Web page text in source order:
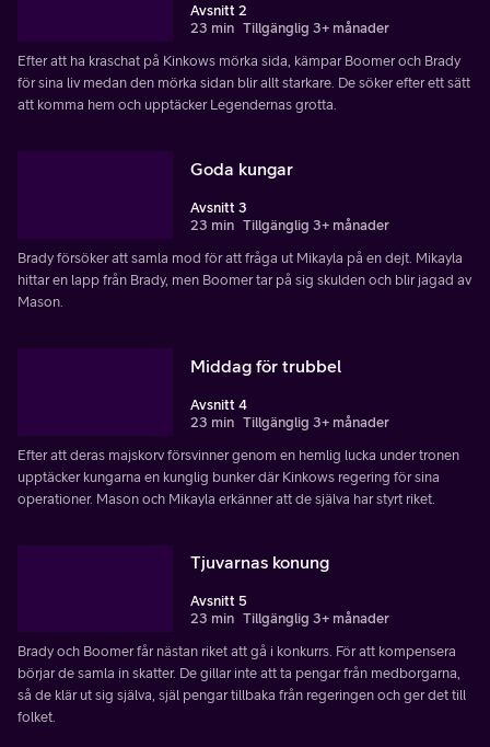
Avsnitt 2
23 min Tillgänglig 3+ månader
Efter att ha kraschat på Kinkows mörka sida, kämpar Boomer och Brady
för sina liv medan den mörka sidan blir allt starkare. De söker efter ett sätt
att komma hem och upptäcker Legendernas grotta.
Goda kungar
Avsnitt 3
23 min Tillgänglig 3+ månader
Brady försöker att samla mod för att fråga ut Mikayla på en dejt. Mikayla
hittar en lapp från Brady, men Boomer tar på sig skulden och blir jagad av
Mason.
Middag för trubbel
Avsnitt 4
23 min Tillgänglig 3+ månader
Efter att deras majskorv försvinner genom en hemlig lucka under tronen
upptäcker kungarna en kunglig bunker där Kinkows regering för sina
operationer. Mason och Mikayla erkänner att de själva har styrt riket.
Tjuvarnas konung
Avsnitt 5
23 min Tillgänglig 3+ månader
Brady och Boomer får nästan riket att gå i konkurrs. För att kompensera
börjar de samla in skatter. De gillar inte att ta pengar från medborgarna,
så de klär ut sig själva, själ pengar tillbaka från regeringen och ger det till
folket.